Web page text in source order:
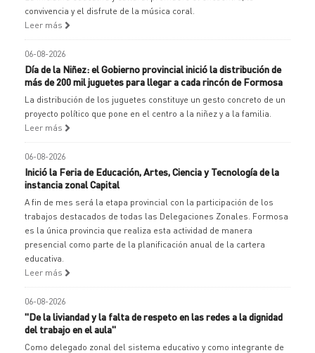
convivencia y el disfrute de la música coral.
Leer más
06-08-2026
Día de la Niñez: el Gobierno provincial inició la distribución de
más de 200 mil juguetes para llegar a cada rincón de Formosa
La distribución de los juguetes constituye un gesto concreto de un
proyecto político que pone en el centro a la niñez y a la familia.
Leer más
06-08-2026
Inició la Feria de Educación, Artes, Ciencia y Tecnología de la
instancia zonal Capital
A fin de mes será la etapa provincial con la participación de los
trabajos destacados de todas las Delegaciones Zonales. Formosa
es la única provincia que realiza esta actividad de manera
presencial como parte de la planificación anual de la cartera
educativa.
Leer más
06-08-2026
"De la liviandad y la falta de respeto en las redes a la dignidad
del trabajo en el aula"
Como delegado zonal del sistema educativo y como integrante de